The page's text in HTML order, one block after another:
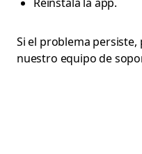
Si el problema
nuestro equipo de